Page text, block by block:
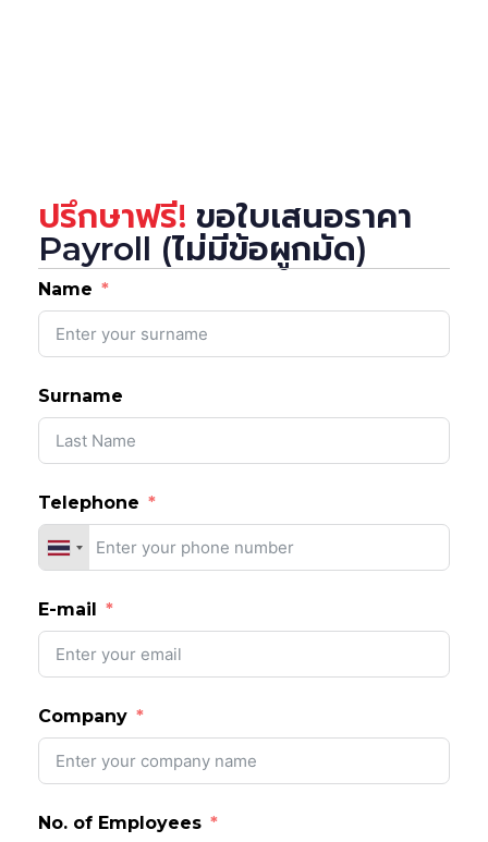
ปรึกษาฟรี! ขอใบเสนอราคา
Payroll (ไม่มีข้อผูกมัด)
Name
Surname
Telephone
E-mail
Company
No. of Employees